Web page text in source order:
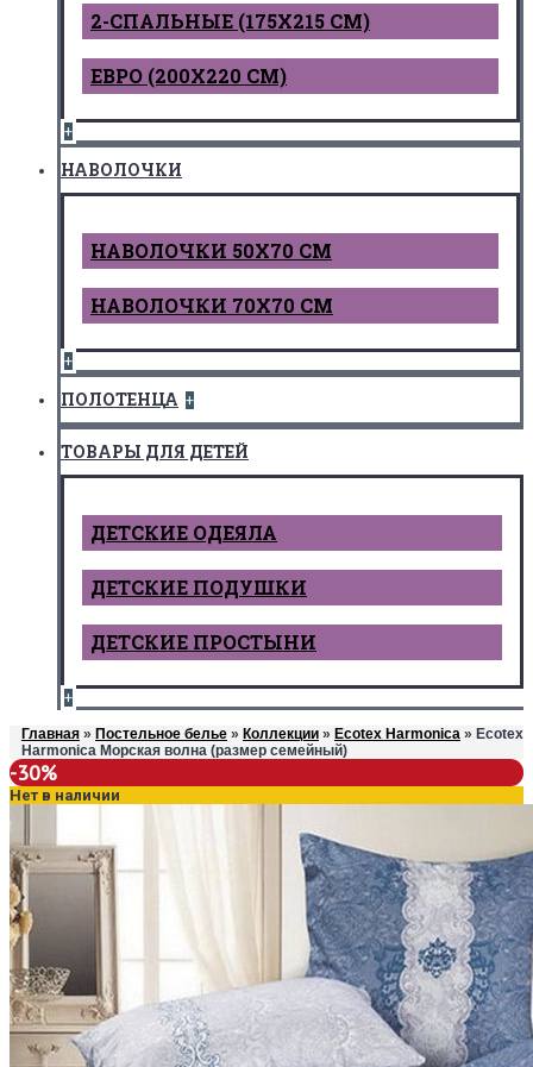
2-СПАЛЬНЫЕ (175Х215 СМ)
ЕВРО (200Х220 СМ)
+
НАВОЛОЧКИ
НАВОЛОЧКИ 50Х70 СМ
НАВОЛОЧКИ 70Х70 СМ
+
ПОЛОТЕНЦА +
ТОВАРЫ ДЛЯ ДЕТЕЙ
ДЕТCКИЕ ОДЕЯЛА
ДЕТСКИЕ ПОДУШКИ
ДЕТСКИЕ ПРОСТЫНИ
+
Главная » Постельное белье » Коллекции » Ecotex Harmonica » Ecotex
Harmonica Морская волна (размер семейный)
-30%
Нет в наличии